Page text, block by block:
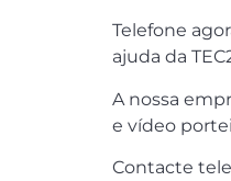
Telefone
ajuda da
A nossa
e vídeo
Contacte